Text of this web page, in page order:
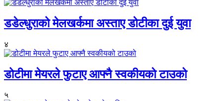
डडेल्धुराको मेलखर्कमा अस्ताए डोटीका दुई युवा
४
डोटीमा मेयरले फुटाए आफ्नै स्वकीयको टाउको
५